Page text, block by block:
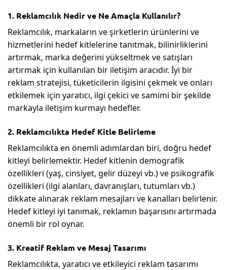
1. Reklamcılık Nedir ve Ne Amaçla Kullanılır?
Reklamcılık, markaların ve şirketlerin ürünlerini ve
hizmetlerini hedef kitlelerine tanıtmak, bilinirliklerini
artırmak, marka değerini yükseltmek ve satışları
artırmak için kullanılan bir iletişim aracıdır. İyi bir
reklam stratejisi, tüketicilerin ilgisini çekmek ve onları
etkilemek için yaratıcı, ilgi çekici ve samimi bir şekilde
markayla iletişim kurmayı hedefler.
2. Reklamcılıkta Hedef Kitle Belirleme
Reklamcılıkta en önemli adımlardan biri, doğru hedef
kitleyi belirlemektir. Hedef kitlenin demografik
özellikleri (yaş, cinsiyet, gelir düzeyi vb.) ve psikografik
özellikleri (ilgi alanları, davranışları, tutumları vb.)
dikkate alınarak reklam mesajları ve kanalları belirlenir.
Hedef kitleyi iyi tanımak, reklamın başarısını artırmada
önemli bir rol oynar.
3. Kreatif Reklam ve Mesaj Tasarımı
Reklamcılıkta, yaratıcı ve etkileyici reklam tasarımı